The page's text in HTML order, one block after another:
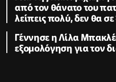
από τον θάνατο του
λείπεις πολύ, δεν θα
Γέννησε η Λίλα
εξομολόγηση για τον